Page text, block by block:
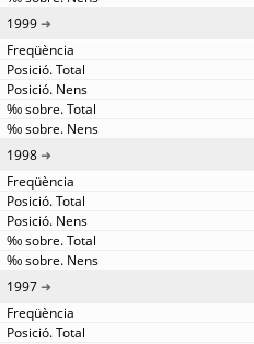
1999
1998
1997